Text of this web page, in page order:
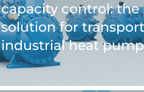
capacity control: the
solution for
industrial heat